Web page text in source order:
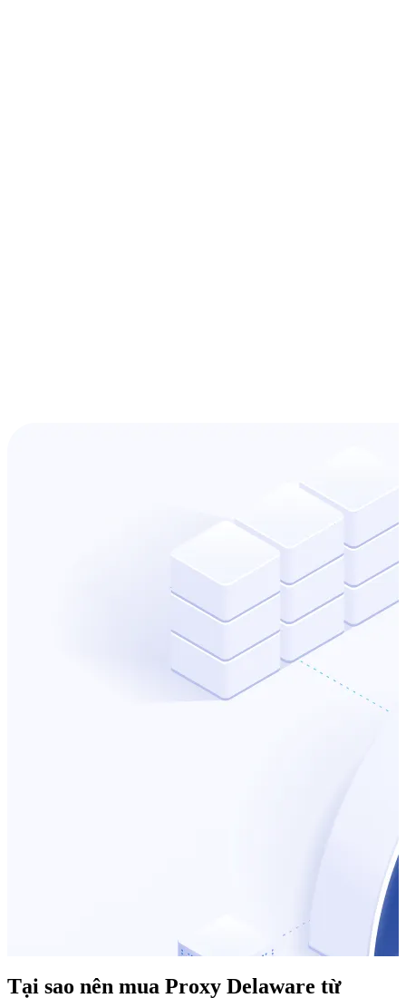
Tại sao nên mua Proxy Delaware từ